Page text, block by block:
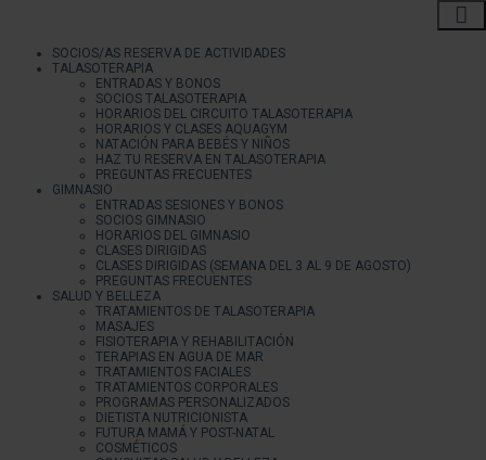
SOCIOS/AS RESERVA DE ACTIVIDADES
TALASOTERAPIA
ENTRADAS Y BONOS
SOCIOS TALASOTERAPIA
HORARIOS DEL CIRCUITO TALASOTERAPIA
HORARIOS Y CLASES AQUAGYM
NATACIÓN PARA BEBÉS Y NIÑOS
HAZ TU RESERVA EN TALASOTERAPIA
PREGUNTAS FRECUENTES
GIMNASIO
ENTRADAS SESIONES Y BONOS
SOCIOS GIMNASIO
HORARIOS DEL GIMNASIO
CLASES DIRIGIDAS
CLASES DIRIGIDAS (SEMANA DEL 3 AL 9 DE AGOSTO)
PREGUNTAS FRECUENTES
SALUD Y BELLEZA
TRATAMIENTOS DE TALASOTERAPIA
MASAJES
FISIOTERAPIA Y REHABILITACIÓN
TERAPIAS EN AGUA DE MAR
TRATAMIENTOS FACIALES
TRATAMIENTOS CORPORALES
PROGRAMAS PERSONALIZADOS
DIETISTA NUTRICIONISTA
FUTURA MAMÁ Y POST-NATAL
COSMÉTICOS